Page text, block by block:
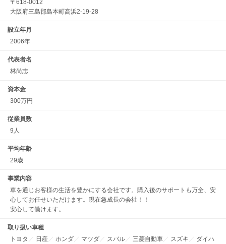
〒618-0012
大阪府三島郡島本町高浜2-19-28
設立年月
2006年
代表者名
林尚志
資本金
300万円
従業員数
9人
平均年齢
29歳
事業内容
車を通じお客様の生活を豊かにする会社です。購入後のサポートも万全、安
心してお任せいただけます。現在急成長の会社！！
安心して働けます。
取り扱い車種
トヨタ ／ 日産 ／ ホンダ ／ マツダ ／ スバル ／ 三菱自動車 ／ スズキ ／ ダイハ